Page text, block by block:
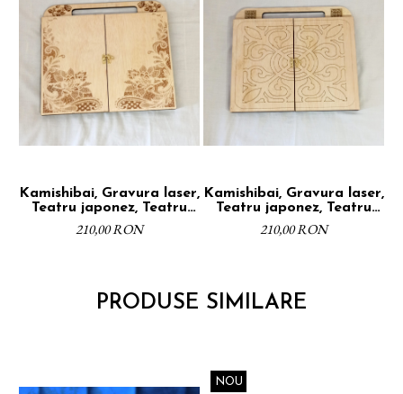
Kamishibai, Gravura laser,
Teatru japonez, Teatru
narativ, Placaj,
Dimensiune A4, Finisaj
210,00 RON
Kamishibai, Gravura laser,
Teatru japonez, Teatru
narativ, Placaj,
Dimensiune A4, Finisaj
210,00 RON
PRODUSE SIMILARE
NOU